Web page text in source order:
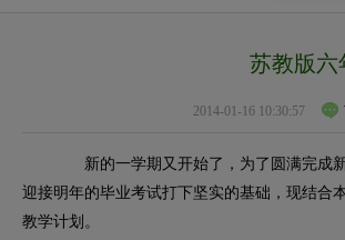
苏教版六
2014-01-16 10:30:57
新的一学期又开始了，为了圆满完成新
迎接明年的毕业考试打下坚实的基础，现结合
教学计划。